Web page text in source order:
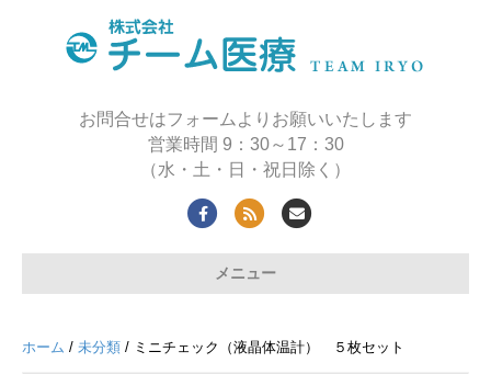
お問合せはフォームよりお願いいたします
営業時間 9：30～17：30
（水・土・日・祝日除く）
F
R
s
E
メニュー
ホーム / 未分類 / ミニチェック（液晶体温計） ５枚セット